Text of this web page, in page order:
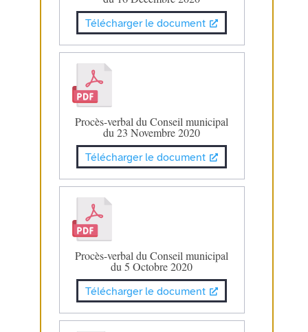
Télécharger le document
Procès-verbal du Conseil municipal
du 23 Novembre 2020
Télécharger le document
Procès-verbal du Conseil municipal
du 5 Octobre 2020
Télécharger le document